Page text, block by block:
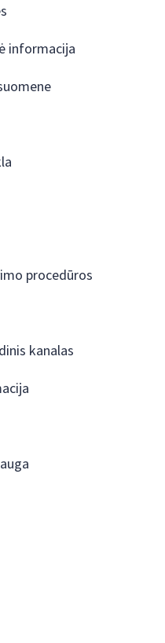
informacija
procedūros
kanalas